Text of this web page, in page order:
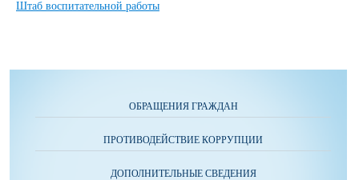
Штаб воспитательной работы
ОБРАЩЕНИЯ ГРАЖДАН
ПРОТИВОДЕЙСТВИЕ КОРРУПЦИИ
ДОПОЛНИТЕЛЬНЫЕ СВЕДЕНИЯ